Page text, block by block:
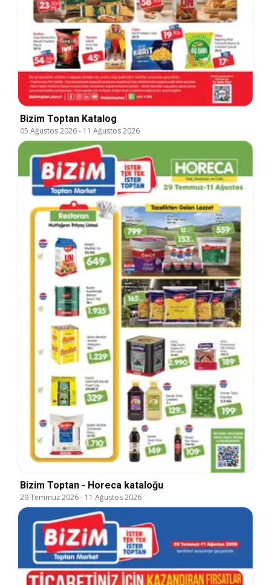
Bizim Toptan Katalog
05 Ağustos 2026- 11 Ağustos 2026
Bizim Toptan - Horeca kataloğu
29 Temmuz 2026- 11 Ağustos 2026